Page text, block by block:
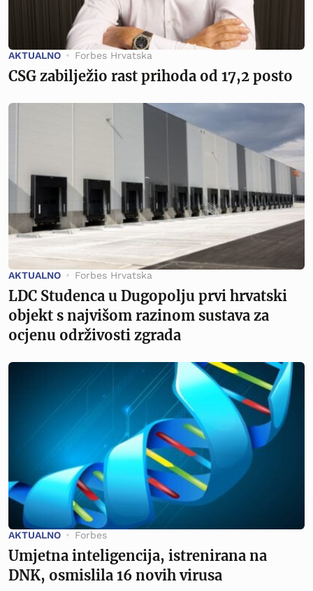
AKTUALNO Forbes Hrvatska
CSG zabilježio rast prihoda od 17,2 posto
AKTUALNO Forbes Hrvatska
LDC Studenca u Dugopolju prvi hrvatski
objekt s najvišom razinom sustava za
ocjenu održivosti zgrada
AKTUALNO Forbes
Umjetna inteligencija, istrenirana na
DNK, osmislila 16 novih virusa